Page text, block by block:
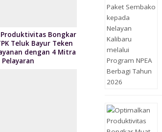
Bongkar
Teluk Bayur Teken
dengan 4 Mitra
Pelayaran